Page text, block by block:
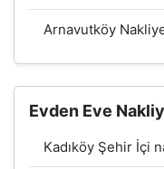
Arnavutköy
Evden Eve
Kadıköy Şehir İçi